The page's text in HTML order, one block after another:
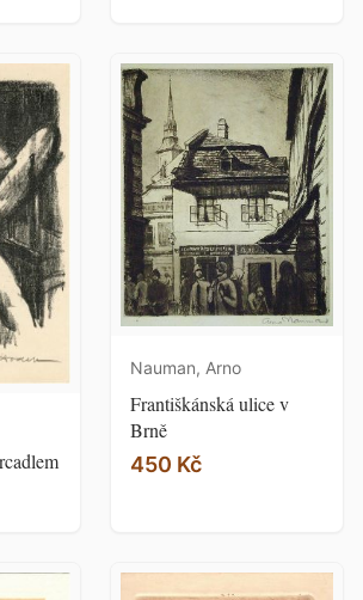
Nauman, Arno
Františkánská ulice v
Brně
450 Kč